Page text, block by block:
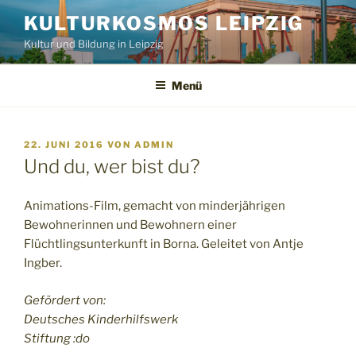
Zum
Inhalt
springen
KULTURKOSMOS LEIPZIG
Kultur und Bildung in Leipzig
Menü
VERÖFFENTLICHT
AM
22. JUNI 2016 VON ADMIN
Und du, wer bist du?
Animations-Film, gemacht von minderjährigen
Bewohnerinnen und Bewohnern einer
Flüchtlingsunterkunft in Borna. Geleitet von Antje
Ingber.
Gefördert von:
Deutsches Kinderhilfswerk
Stiftung :do